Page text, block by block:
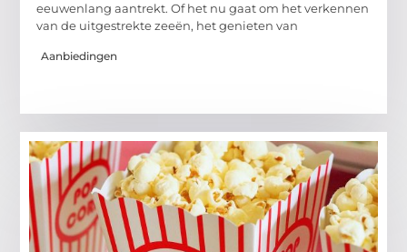
eeuwenlang aantrekt. Of het nu gaat om het verkennen
van de uitgestrekte zeeën, het genieten van
Aanbiedingen